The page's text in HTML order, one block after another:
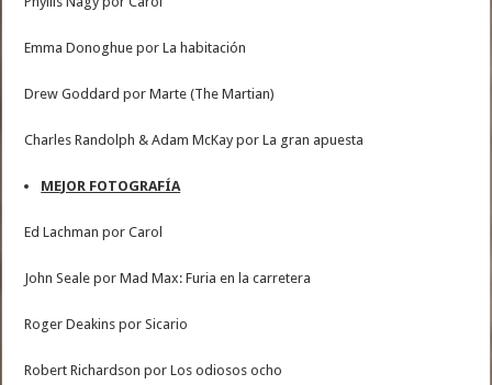
Emma Donoghue por La habitación
Drew Goddard por Marte (The Martian)
Charles Randolph & Adam McKay por La gran apuesta
MEJOR FOTOGRAFÍA
Ed Lachman por Carol
John Seale por Mad Max: Furia en la carretera
Roger Deakins por Sicario
Robert Richardson por Los odiosos ocho